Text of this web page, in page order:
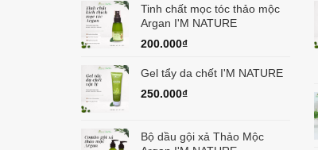
Tinh chất mọc tóc thảo mộc
Argan I'M NATURE
200.000₫
Gel tẩy da chết I'M NATURE
250.000₫
Bộ dầu gội xả Thảo Mộc